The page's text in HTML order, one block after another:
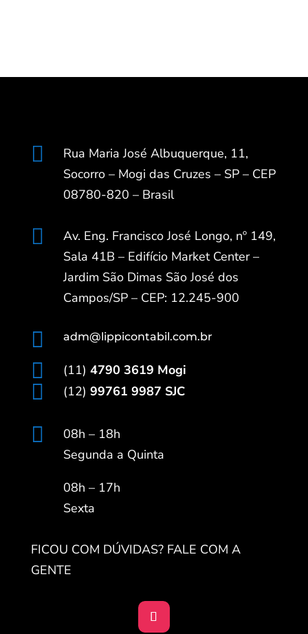

Rua Maria José Albuquerque, 11,
Socorro – Mogi das Cruzes – SP – CEP
08780-820 – Brasil

Av. Eng. Francisco José Longo, nº 149,
Sala 41B – Edifício Market Center –
Jardim São Dimas São José dos
Campos/SP – CEP: 12.245-900
 adm@lippicontabil.com.br
 (11) 4790 3619 Mogi
 (12) 99761 9987 SJC

08h – 18h
Segunda a Quinta
08h – 17h
Sexta
FICOU COM DÚVIDAS? FALE COM A
GENTE